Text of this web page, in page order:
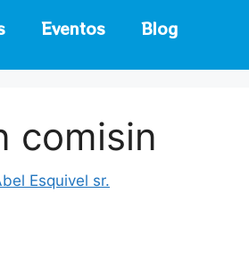
Eventos Blog
comisin
Esquivel sr.